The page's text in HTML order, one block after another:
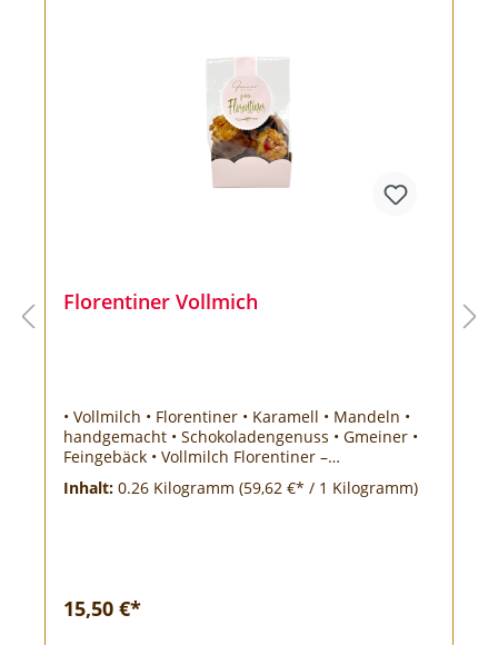
Florentiner Vollmich
• Vollmilch • Florentiner • Karamell • Mandeln •
handgemacht • Schokoladengenuss • Gmeiner •
Feingebäck • Vollmilch Florentiner –
verführerischer Genuss in jeder Tüte Die
Vollmilch Florentiner 260g von Gmeiner
sind – ein Geschmackserlebnis für alle, die feinen
Schokoladengenuss lieben. Mit Liebe ausgewählt
Inhalt: 0.26 Kilogramm (59,62 €* / 1 Kilogramm)
15,50 €*